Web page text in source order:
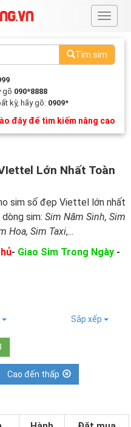
#
Tìm sim
gõ 090*8888
kỳ, hãy gõ: 0909*
đây để tìm kiếm nâng cao
Lớn Nhất Toàn
sim số đẹp Viettel lớn nhất
sim: Sim Năm Sinh, Sim
Hoa, Sim Taxi,...
- Giao Sim Trong Ngày -
Sắp xếp
Cao đến thấp